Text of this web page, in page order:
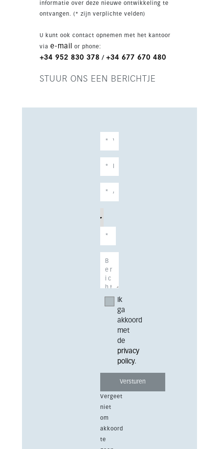
centra, en op ongeveer 20 minuten van de
luchthaven.
informatie over deze nieuwe ontwikkeling te
ontvangen. (* zijn verplichte velden)
U kunt ook contact opnemen met het kantoor
via e-mail or phone:
+34 952 830 378 / +34 677 670 480
STUUR ONS EEN BERICHTJE
Ik
ga
akkoord
met
de
privacy
policy.
Vergeet
niet
om
akkoord
te